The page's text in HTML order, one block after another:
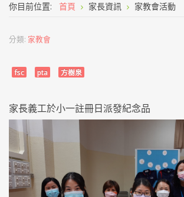
你目前位置: 首頁 家長資訊 家教會活動
分類: 家教會
fsc pta 方樹泉
家長義工於小一註冊日派發紀念品